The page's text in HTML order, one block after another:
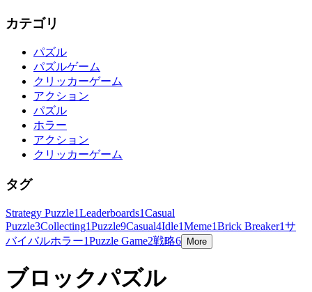
カテゴリ
パズル
パズルゲーム
クリッカーゲーム
アクション
パズル
ホラー
アクション
クリッカーゲーム
タグ
Strategy Puzzle1Leaderboards1Casual
Puzzle3Collecting1Puzzle9Casual4Idle1Meme1Brick Breaker1サ
バイバルホラー1Puzzle Game2戦略6 More
ブロックパズル